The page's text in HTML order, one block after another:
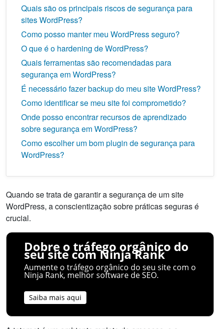
Quais são os principais riscos de segurança para
sites WordPress?
Como posso manter meu WordPress seguro?
O que é o hardening de WordPress?
Quais ferramentas são recomendadas para
segurança em WordPress?
É necessário fazer backup do meu site WordPress?
Como identificar se meu site foi comprometido?
Onde posso encontrar recursos de aprendizado
sobre segurança em WordPress?
Como escolher um bom plugin de segurança para
WordPress?
Quando se trata de garantir a segurança de um site
WordPress, a conscientização sobre práticas seguras é
crucial.
Dobre o tráfego orgânico do
seu site com Ninja Rank
Aumente o tráfego orgânico do seu site com o
Ninja Rank, melhor software de SEO.
Saiba mais aqui